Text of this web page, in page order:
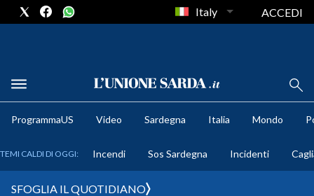
METEO
Italy ACCEDI
ProgrammaUS Video Sardegna Italia Mondo
TEMI CALDI DI OGGI: Incendi Sos Sardegna Incidenti
SFOGLIA IL QUOTIDIANO